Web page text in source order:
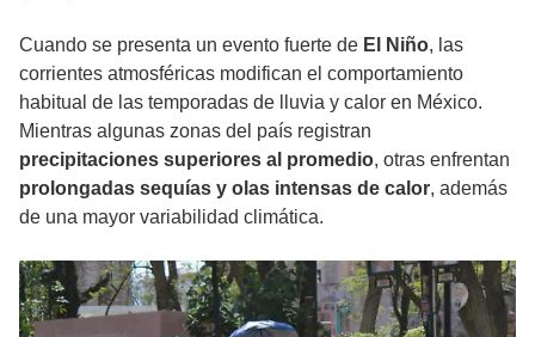
Cuando se presenta un evento fuerte de El Niño, las
corrientes atmosféricas modifican el comportamiento
habitual de las temporadas de lluvia y calor en México.
Mientras algunas zonas del país registran
precipitaciones superiores al promedio, otras enfrentan
prolongadas sequías y olas intensas de calor, además
de una mayor variabilidad climática.